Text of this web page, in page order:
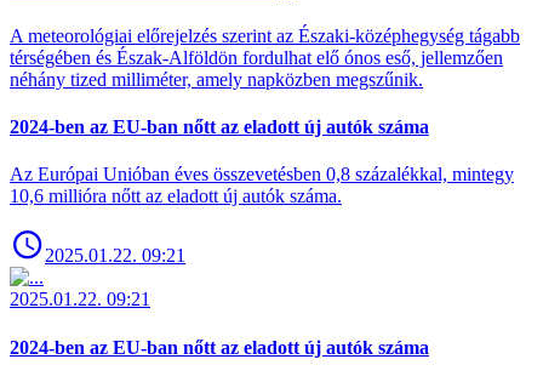
A meteorológiai előrejelzés szerint az Északi-középhegység tágabb
térségében és Észak-Alföldön fordulhat elő ónos eső, jellemzően
néhány tized milliméter, amely napközben megszűnik.
2024-ben az EU-ban nőtt az eladott új autók száma
Az Európai Unióban éves összevetésben 0,8 százalékkal, mintegy
10,6 millióra nőtt az eladott új autók száma.
2025.01.22. 09:21
2025.01.22. 09:21
2024-ben az EU-ban nőtt az eladott új autók száma